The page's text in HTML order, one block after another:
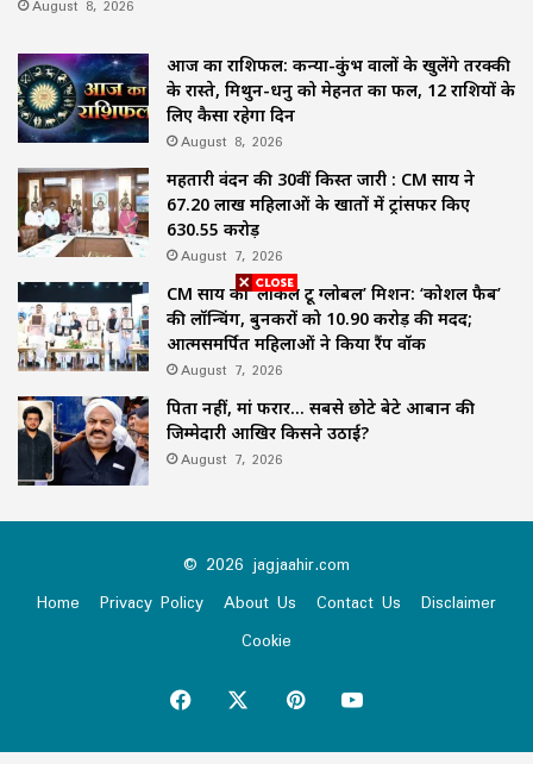
आज का राशिफल: कन्या-कुंभ वालों के खुलेंगे तरक्की
के रास्ते, मिथुन-धनु को मेहनत का फल, 12 राशियों के
लिए कैसा रहेगा दिन
August 8, 2026
महतारी वंदन की 30वीं किस्त जारी : CM साय ने
67.20 लाख महिलाओं के खातों में ट्रांसफर किए
₹630.55 करोड़
August 7, 2026
CM साय का ‘लोकल टू ग्लोबल’ मिशन: ‘कोशल फैब’
की लॉन्चिंग, बुनकरों को 10.90 करोड़ की मदद;
आत्मसमर्पित महिलाओं ने किया रैंप वॉक
August 7, 2026
पिता नहीं, मां फरार… सबसे छोटे बेटे आबान की
जिम्मेदारी आखिर किसने उठाई?
August 7, 2026
© 2026 jagjaahir.com
Home
Privacy Policy About Us Contact Us
Disclaimer
Cookie
Facebook PinterestYouTube